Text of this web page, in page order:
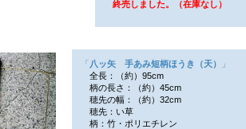
終売しました。（在庫なし）
「 八ッ矢 手あみ短柄ほうき（天）
」
全長：（約）95cm
柄の長さ：（約）45cm
穂先の幅：（約）32cm
穂先：い草
柄：竹・ポリエチレン